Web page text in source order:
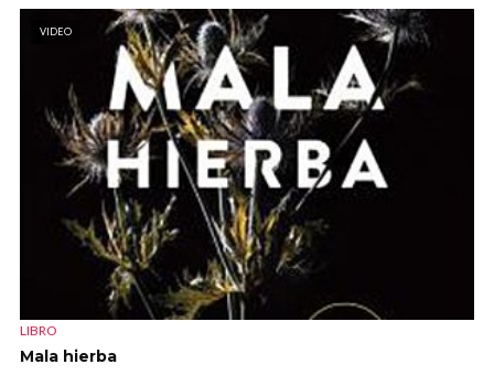
VIDEO
LIBRO
Mala hierba